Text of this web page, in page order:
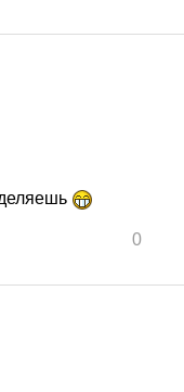
0